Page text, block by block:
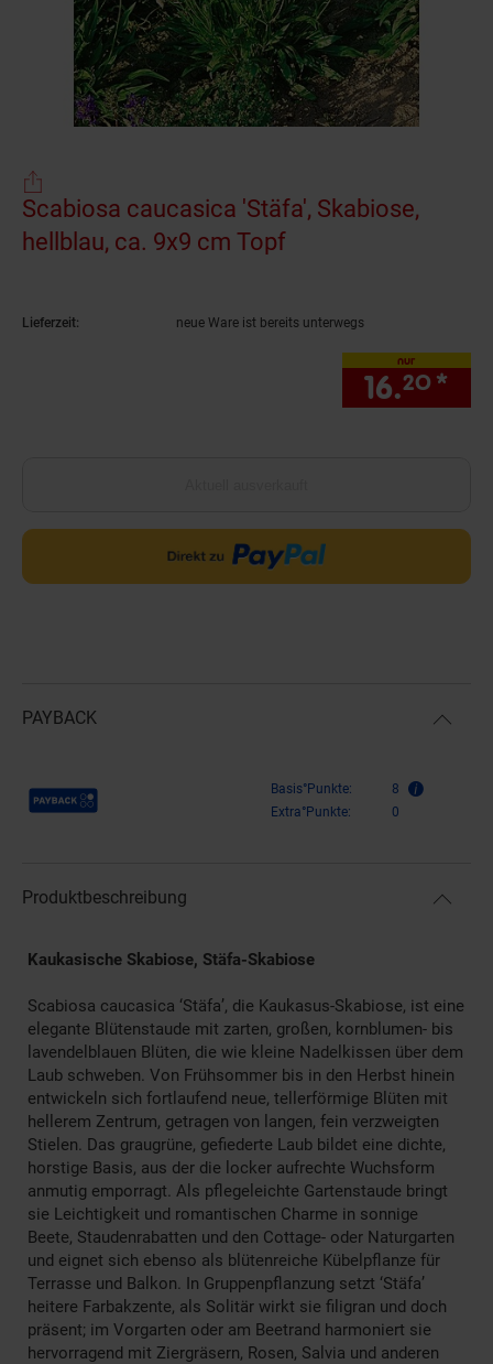
Scabiosa caucasica 'Stäfa', Skabiose,
hellblau, ca. 9x9 cm Topf
Lieferzeit: neue Ware ist bereits unterwegs
nur
16.20 *
PAYBACK
Payback Punkte Basis°Punkte:
8
Extra°Punkte:
0
Produktbeschreibung
Kaukasische Skabiose, Stäfa-Skabiose
Scabiosa caucasica ‘Stäfa’, die Kaukasus-Skabiose, ist eine
elegante Blütenstaude mit zarten, großen, kornblumen- bis
lavendelblauen Blüten, die wie kleine Nadelkissen über dem
Laub schweben. Von Frühsommer bis in den Herbst hinein
entwickeln sich fortlaufend neue, tellerförmige Blüten mit
hellerem Zentrum, getragen von langen, fein verzweigten
Stielen. Das graugrüne, gefiederte Laub bildet eine dichte,
horstige Basis, aus der die locker aufrechte Wuchsform
anmutig emporragt. Als pflegeleichte Gartenstaude bringt
sie Leichtigkeit und romantischen Charme in sonnige
Beete, Staudenrabatten und den Cottage- oder Naturgarten
und eignet sich ebenso als blütenreiche Kübelpflanze für
Terrasse und Balkon. In Gruppenpflanzung setzt ‘Stäfa’
heitere Farbakzente, als Solitär wirkt sie filigran und doch
präsent; im Vorgarten oder am Beetrand harmoniert sie
hervorragend mit Ziergräsern, Rosen, Salvia und anderen